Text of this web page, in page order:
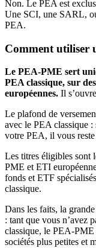
Non. Le PEA est
Une SCI, une SARL,
PEA.
Comment utiliser
Le PEA-PME sert
PEA classique, sur
européennes. Il
Le plafond de
avec le PEA classique
votre PEA, il vous
Les titres éligibles sont
PME et ETI
fonds et ETF
classique.
Dans les faits, la
: tant que vous n’avez
classique, le PEA-PME
sociétés plus petites et